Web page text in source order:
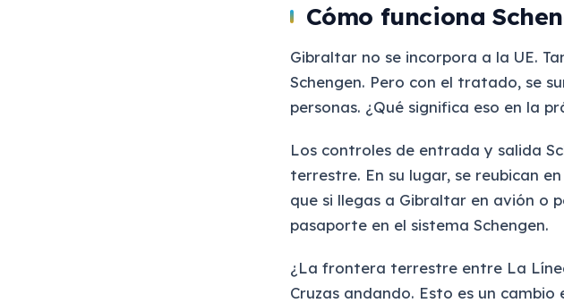
Cómo funciona
Gibraltar no se incorpora a la UE.
Schengen. Pero con el tratado, se
personas. ¿Qué significa eso en la
Los controles de entrada y salida
terrestre. En su lugar, se reubican
que si llegas a Gibraltar en avión o
pasaporte en el sistema Schengen.
¿La frontera terrestre entre La
Cruzas andando. Esto es un